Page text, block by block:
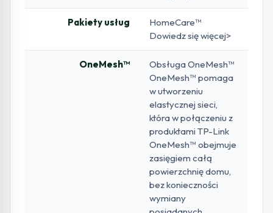
Pakiety usług
HomeCare™
Dowiedz się więcej>
OneMesh™
Obsługa OneMesh™
OneMesh™ pomaga
w utworzeniu
elastycznej sieci,
która w połączeniu z
produktami TP-Link
OneMesh™ obejmuje
zasięgiem całą
powierzchnię domu,
bez konieczności
wymiany